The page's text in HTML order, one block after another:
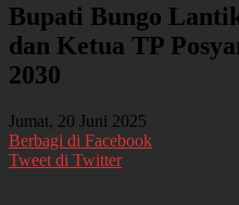
Bupati Bungo
dan Ketua TP
2030
Jumat, 20 Juni 2025
Berbagi di Facebook
Tweet di Twitter